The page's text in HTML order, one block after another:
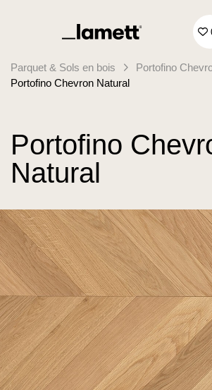
Retour à la page d'accueil
Parquet & Sols en bois
Portofino
Portofino Chevron Natural
Portofino
Natural